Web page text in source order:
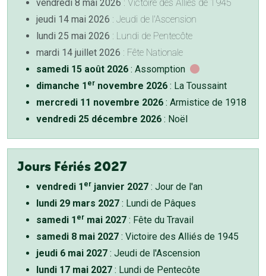
vendredi 8 mai 2026 : Victoire des Alliés de 1945
jeudi 14 mai 2026 : Jeudi de l'Ascension
lundi 25 mai 2026 : Lundi de Pentecôte
mardi 14 juillet 2026 : Fête Nationale
samedi 15 août 2026 : Assomption
dimanche 1 er novembre 2026 : La Toussaint
mercredi 11 novembre 2026 : Armistice de 1918
vendredi 25 décembre 2026 : Noël
Jours Fériés 2027
vendredi 1 er janvier 2027 : Jour de l'an
lundi 29 mars 2027 : Lundi de Pâques
samedi 1 er mai 2027 : Fête du Travail
samedi 8 mai 2027 : Victoire des Alliés de 1945
jeudi 6 mai 2027 : Jeudi de l'Ascension
lundi 17 mai 2027 : Lundi de Pentecôte